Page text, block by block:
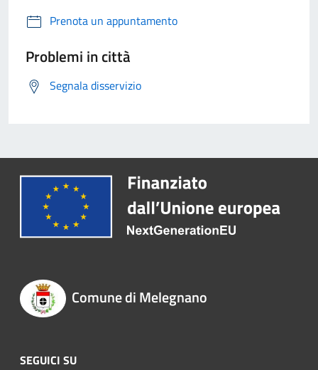
Prenota un appuntamento
Problemi in città
Segnala disservizio
Comune di Melegnano
SEGUICI SU